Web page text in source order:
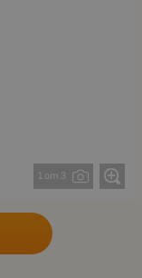
1 от 3